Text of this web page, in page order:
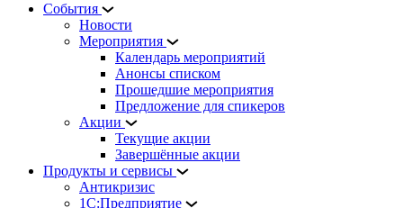
События
Новости
Мероприятия
Календарь мероприятий
Анонсы списком
Прошедшие мероприятия
Предложение для спикеров
Акции
Текущие акции
Завершённые акции
Продукты и сервисы
Антикризис
1С:Предприятие